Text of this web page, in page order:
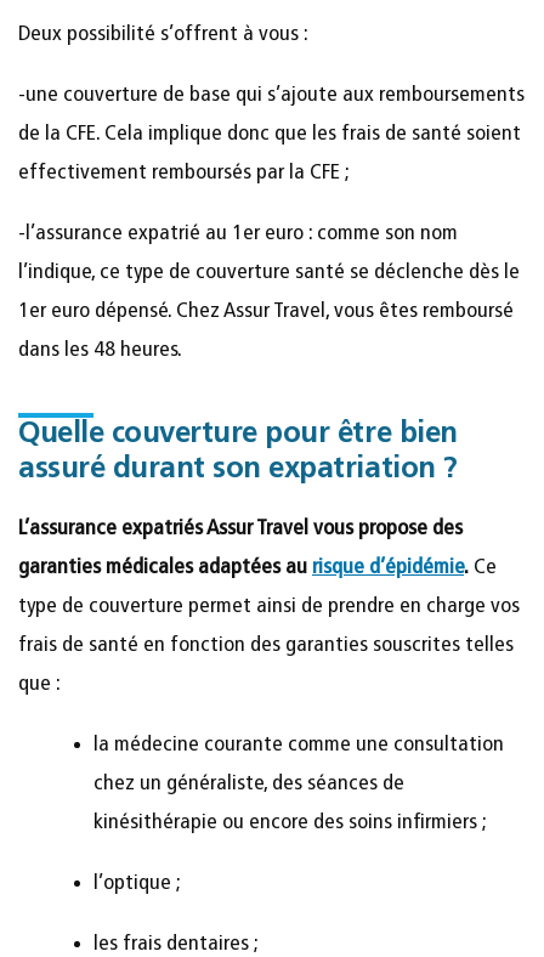
Deux possibilité s’offrent à vous :
-une couverture de base qui s’ajoute aux remboursements
de la CFE. Cela implique donc que les frais de santé soient
effectivement remboursés par la CFE ;
-l’assurance expatrié au 1er euro : comme son nom
l’indique, ce type de couverture santé se déclenche dès le
1er euro dépensé. Chez Assur Travel, vous êtes remboursé
dans les 48 heures.
Quelle couverture pour être bien
assuré durant son expatriation ?
L’assurance expatriés Assur Travel vous propose des
garanties médicales adaptées au risque d’épidémie. Ce
type de couverture permet ainsi de prendre en charge vos
frais de santé en fonction des garanties souscrites telles
que :
la médecine courante comme une consultation
chez un généraliste, des séances de
kinésithérapie ou encore des soins infirmiers ;
l’optique ;
les frais dentaires ;